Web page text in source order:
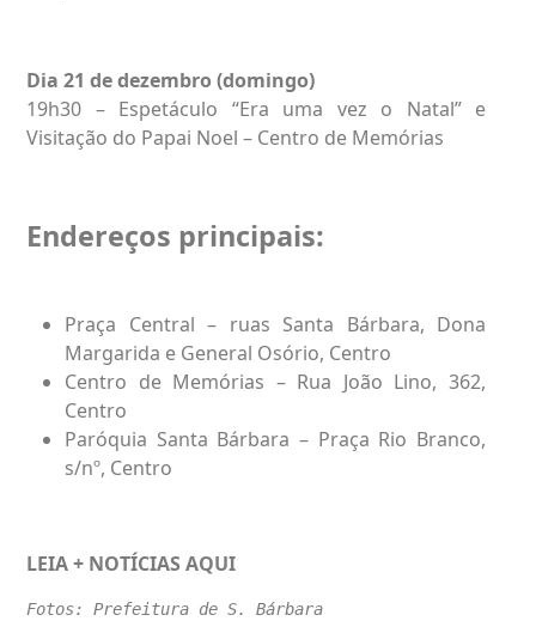
Dia 21 de dezembro (domingo)
19h30 – Espetáculo “Era uma vez o Natal” e
Visitação do Papai Noel – Centro de Memórias
Endereços principais:
Praça Central – ruas Santa Bárbara, Dona
Margarida e General Osório, Centro
Centro de Memórias – Rua João Lino, 362,
Centro
Paróquia Santa Bárbara – Praça Rio Branco,
s/nº, Centro
LEIA + NOTÍCIAS AQUI
Fotos: Prefeitura de S. Bárbara